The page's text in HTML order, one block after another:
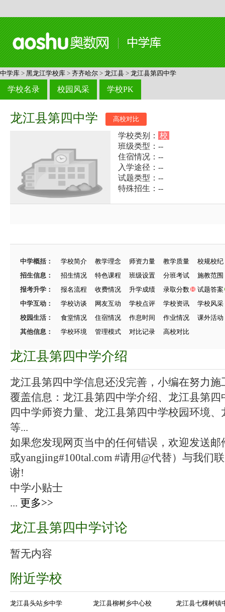
中学库 > 黑龙江学校库 > 齐齐哈尔 > 龙江县 > 龙江县第四中学
学校名录 校园风采 学校PK
龙江县第四中学 高校对比
学校类别： 校
班级类型：--
住宿情况：--
入学途径：--
试题类型：--
特殊招生：--
中学概括： 学校简介 教学理念 师资力量 教学质量
校规校纪
招生信息：
招生情况 特色课程 班级设置 分班考试
施教范围
报考升学：
报名流程 收费情况 升学成绩 录取分数
试题答案
中学互动：
学校访谈 网友互动 学校点评 学校资讯
学校风采
校园生活：
食堂情况 住宿情况 作息时间 作业情况
课外活动
其他信息：
学校环境 管理模式 对比记录 高校对比
龙江县第四中学介绍
龙江县第四中学信息还没完善，小编在努力施
覆盖信息：龙江县第四中学介绍、龙江县第
四中学师资力量、龙江县第四中学校园环境
等...
如果您发现网页当中的任何错误，欢迎发送邮
或yangjing#100tal.com #请用@代替）与我们
谢!
中学小贴士
... 更多>>
龙江县第四中学讨论
暂无内容
附近学校
龙江县头站乡中学 龙江县柳树乡中心校
龙江县七棵树镇